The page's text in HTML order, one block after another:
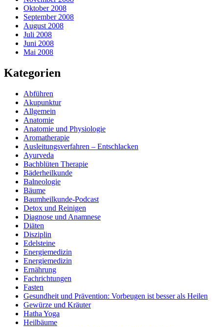
Oktober 2008
September 2008
August 2008
Juli 2008
Juni 2008
Mai 2008
Kategorien
Abführen
Akupunktur
Allgemein
Anatomie
Anatomie und Physiologie
Aromatherapie
Ausleitungsverfahren – Entschlacken
Ayurveda
Bachblüten Therapie
Bäderheilkunde
Balneologie
Bäume
Baumheilkunde-Podcast
Detox und Reinigen
Diagnose und Anamnese
Diäten
Disziplin
Edelsteine
Energiemedizin
Energiemedizin
Ernährung
Fachrichtungen
Fasten
Gesundheit und Prävention: Vorbeugen ist besser als Heilen
Gewürze und Kräuter
Hatha Yoga
Heilbäume